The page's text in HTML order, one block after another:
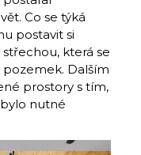
Co se týká
postavit si
která se
Dalším
prostory s tím,
nutné